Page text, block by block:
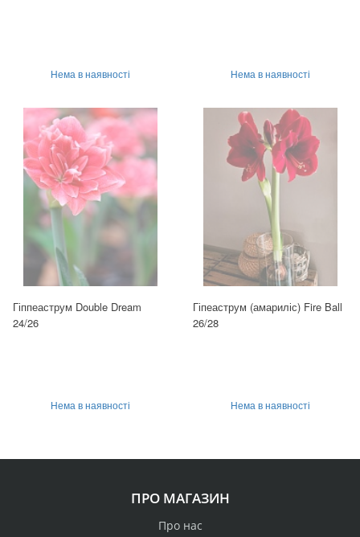
Нема в наявності Нема в наявності
Гіппеаструм Double Dream
24/26
Нема в наявності
Гіпеаструм (амариліс) Fire Ball
26/28
Нема в наявності
ПРО МАГАЗИН
Про нас